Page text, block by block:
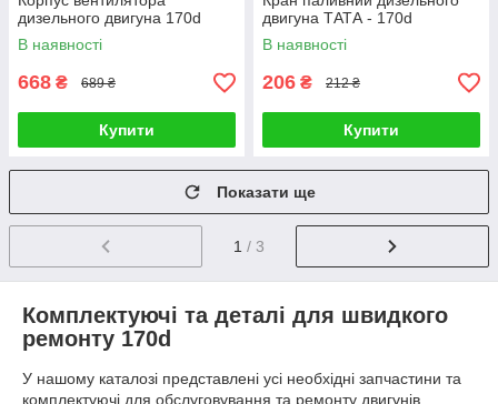
дизельного двигуна 170d
В наявності
668 ₴ 689 ₴
Купити
двигуна ТАТА - 170d
В наявності
206 ₴ 212 ₴
Купити
Показати ще
1 / 3
Комплектуючі та деталі для швидкого
ремонту 170d
У нашому каталозі представлені усі необхідні запчастини та
комплектуючі для обслуговування та ремонту двигунів